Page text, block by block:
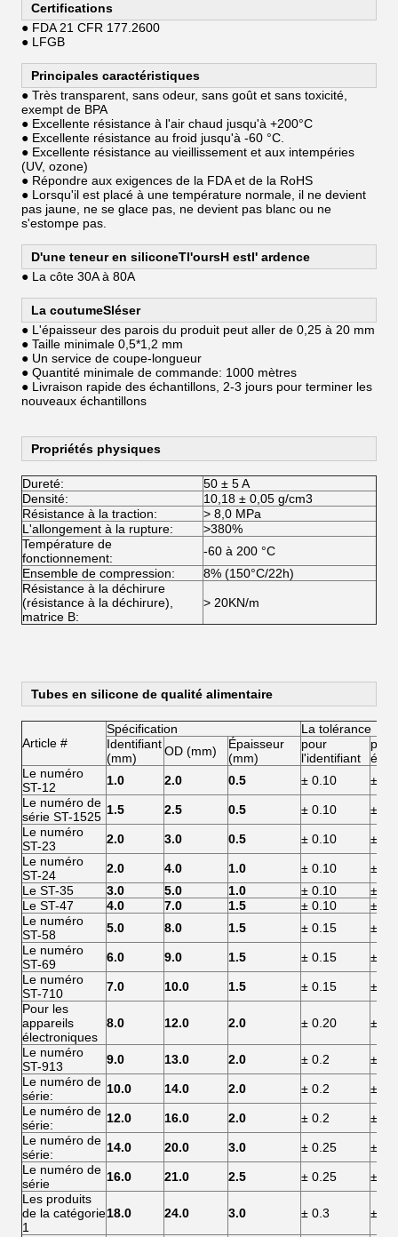
Certifications
● FDA 21 CFR 177.2600
● LFGB
Principales caractéristiques
● Très transparent, sans odeur, sans goût et sans toxicité,
exempt de BPA
● Excellente résistance à l'air chaud jusqu'à +200°C
● Excellente résistance au froid jusqu'à -60 °C.
● Excellente résistance au vieillissement et aux intempéries
(UV, ozone)
● Répondre aux exigences de la FDA et de la RoHS
● Lorsqu'il est placé à une température normale, il ne devient
pas jaune, ne se glace pas, ne devient pas blanc ou ne
s'estompe pas.
D'une teneur en siliconeTl'oursH estl' ardence
● La côte 30A à 80A
La coutumeSléser
● L'épaisseur des parois du produit peut aller de 0,25 à 20 mm
● Taille minimale 0,5*1,2 mm
● Un service de coupe-longueur
● Quantité minimale de commande: 1000 mètres
● Livraison rapide des échantillons, 2-3 jours pour terminer les
nouveaux échantillons
Propriétés physiques
Dureté:
50 ± 5 A
Densité:
10,18 ± 0,05 g/cm3
Résistance à la traction:
> 8,0 MPa
L'allongement à la rupture:
>380%
Température de
fonctionnement:
-60 à 200 °C
Ensemble de compression:
8% (150°C/22h)
Résistance à la déchirure
(résistance à la déchirure),
matrice B:
> 20KN/m
Tubes en silicone de qualité alimentaire
Article #
Spécification
La tolérance
Identifiant
(mm)
OD (mm)
Épaisseur
(mm)
pour
l'identifiant
pour
Le numéro
ST-12
1.0 2.0 0.5 ± 0.10
±
Le numéro de
série ST-1525 1.5 2.5 0.5 ± 0.10
±
Le numéro
ST-23
2.0 3.0 0.5 ± 0.10
±
Le numéro
ST-24
2.0 4.0 1.0 ± 0.10
±
Le ST-35
3.0 5.0 1.0 ± 0.10
±
Le ST-47
4.0 7.0 1.5 ± 0.10
±
Le numéro
ST-58
5.0 8.0 1.5 ± 0.15
±
Le numéro
ST-69
6.0 9.0 1.5 ± 0.15
±
Le numéro
ST-710
7.0 10.0 1.5 ± 0.15
±
Pour les
appareils
électroniques
8.0 12.0 2.0 ± 0.20 ±
Le numéro
ST-913
9.0 13.0 2.0 ± 0.2
±
Le numéro de
série:
10.0 14.0 2.0 ± 0.2
±
Le numéro de
série:
12.0 16.0 2.0 ± 0.2
±
Le numéro de
série:
14.0 20.0 3.0 ± 0.25
±
Le numéro de
série
16.0 21.0 2.5 ± 0.25
±
Les produits
de la catégorie
1
18.0 24.0 3.0 ± 0.3 ±